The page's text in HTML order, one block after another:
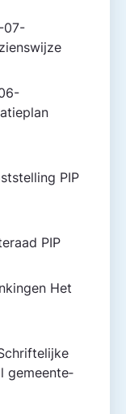
07-
PIP
PIP
Het
gemeente­